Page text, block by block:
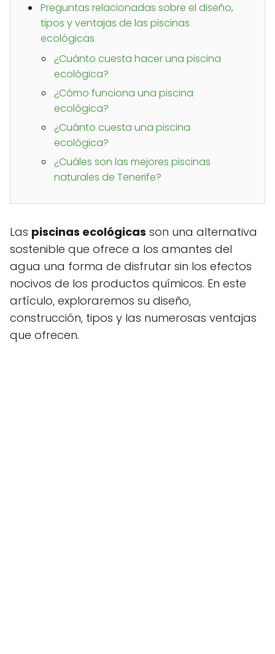
Preguntas relacionadas sobre el diseño,
tipos y ventajas de las piscinas
ecológicas
¿Cuánto cuesta hacer una piscina
ecológica?
¿Cómo funciona una piscina
ecológica?
¿Cuánto cuesta una piscina
ecológica?
¿Cuáles son las mejores piscinas
naturales de Tenerife?
Las piscinas ecológicas son una alternativa
sostenible que ofrece a los amantes del
agua una forma de disfrutar sin los efectos
nocivos de los productos químicos. En este
artículo, exploraremos su diseño,
construcción, tipos y las numerosas ventajas
que ofrecen.